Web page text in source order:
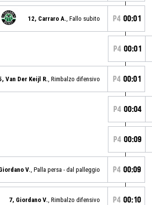
12, Carraro A. , Fallo subito P4 00:01
P4 00:01
Van Der Keijl R. , Rimbalzo difensivo P4 00:01
P4 00:04
P4 00:09
V. , Palla persa - dal palleggio P4 00:09
7, Giordano V. , Rimbalzo difensivo P4 00:10